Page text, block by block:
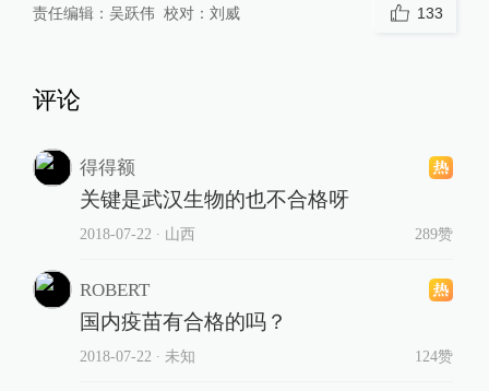
责任编辑： 吴跃伟 校对： 刘威 133
评论
得得额
关键是武汉生物的也不合格呀
2018-07-22 ∙ 山西 289赞
ROBERT
国内疫苗有合格的吗？
2018-07-22 ∙ 未知 124赞